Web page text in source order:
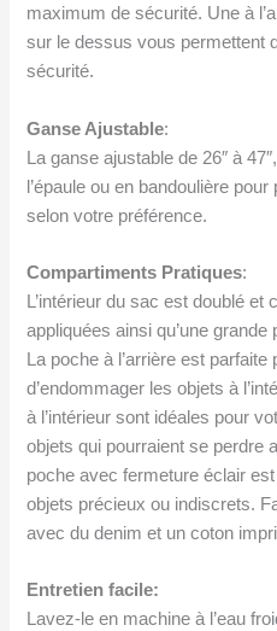
maximum de sécurité. Une à
sur le dessus vous permettent
sécurité.
Ganse Ajustable:
La ganse ajustable de 26″ à
l’épaule ou en bandoulière
selon votre préférence.
Compartiments Pratiques:
L’intérieur du sac est doublé
appliquées ainsi qu’une
La poche à l’arrière est
d’endommager les objets à
à l’intérieur sont idéales pour
objets qui pourraient se perdre
poche avec fermeture éclair
objets précieux ou indiscrets.
avec du denim et un coton
Entretien facile:
Lavez-le en machine à l’eau